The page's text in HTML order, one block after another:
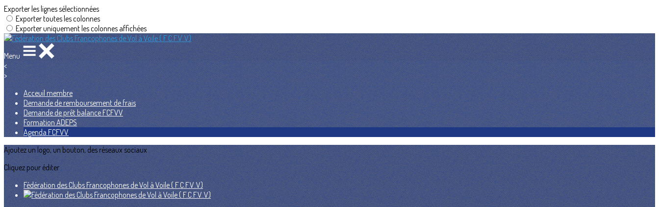
Exporter les lignes sélectionnées
Exporter toutes les colonnes
Exporter uniquement les colonnes affichées
Menu
<
>
Acceuil membre
Demande de remboursement de frais
Demande de prêt balance FCFVV
Formation ADEPS
Agenda FCFVV
Ajoutez un logo, un bouton, des réseaux sociaux
Cliquez pour éditer
Fédération des Clubs Francophones de Vol à Voile ( F.C.F.V..V)